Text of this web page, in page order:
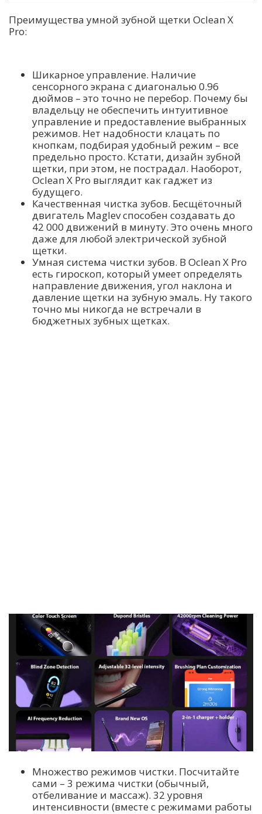
Преимущества умной зубной щетки Oclean X
Pro:
Шикарное управление. Наличие
сенсорного экрана с диагональю 0.96
дюймов – это точно не перебор. Почему бы
владельцу не обеспечить интуитивное
управление и предоставление выбранных
режимов. Нет надобности клацать по
кнопкам, подбирая удобный режим – все
предельно просто. Кстати, дизайн зубной
щетки, при этом, не пострадал. Наоборот,
Oclean X Pro выглядит как гаджет из
будущего.
Качественная чистка зубов. Бесщёточный
двигатель Maglev способен создавать до
42 000 движений в минуту. Это очень много
даже для любой электрической зубной
щетки.
Умная система чистки зубов. В Oclean X Pro
есть гироскоп, который умеет определять
направление движения, угол наклона и
давление щетки на зубную эмаль. Ну такого
точно мы никогда не встречали в
бюджетных зубных щетках.
Множество режимов чистки. Посчитайте
сами – 3 режима чистки (обычный,
отбеливание и массаж). 32 уровня
интенсивности (вместе с режимами работы